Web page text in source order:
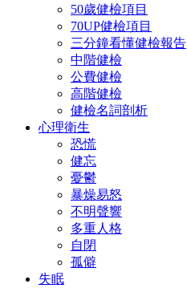
50歲健檢項目
70UP健檢項目
三分鐘看懂健檢報告
中階健檢
公費健檢
高階健檢
健檢名詞剖析
心理衛生
恐慌
健忘
憂鬱
暴燥易怒
不明聲響
多重人格
自閉
孤僻
失眠